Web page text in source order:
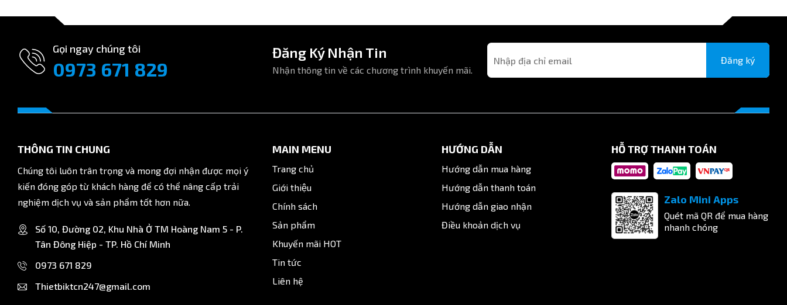
Gọi ngay chúng tôi
0973 671 829
Đăng Ký Nhận Tin
Nhận thông tin về các chương trình khuyến mãi.
Đăng ký
THÔNG TIN CHUNG
Chúng tôi luôn trân trọng và mong đợi nhận được mọi ý
kiến đóng góp từ khách hàng để có thể nâng cấp trải
nghiệm dịch vụ và sản phẩm tốt hơn nữa.
Số 10, Đường 02, Khu Nhà Ở TM Hoàng Nam 5 - P.
Tân Đông Hiệp - TP. Hồ Chí Minh
0973 671 829
Thietbiktcn247@gmail.com
MAIN MENU
Trang chủ
Giới thiệu
Chính sách
Sản phẩm
Khuyến mãi HOT
Tin tức
Liên hệ
HƯỚNG DẪN
Hướng dẫn mua hàng
Hướng dẫn thanh toán
Hướng dẫn giao nhận
Điều khoản dịch vụ
HỖ TRỢ THANH TOÁN
Zalo Mini Apps
Quét mã QR để mua hàng
nhanh chóng